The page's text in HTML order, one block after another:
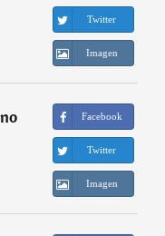
Twitter
Imagen
Facebook
Twitter
Imagen